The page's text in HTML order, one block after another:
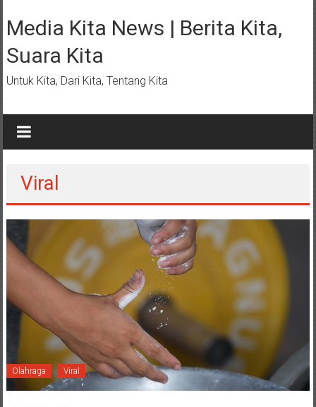
ke
konten
Media Kita News | Berita Kita,
Suara Kita
Untuk Kita, Dari Kita, Tentang Kita
Viral
Olahraga Viral